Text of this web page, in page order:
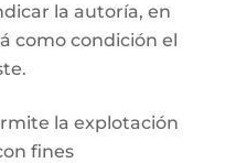
la autoría, en
como condición el
la explotación
fines